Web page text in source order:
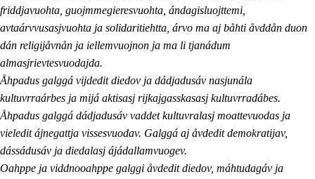
friddjavuohta, guojmmegieresvuohta, ándagisluojttemi,
avtaárvvusasjvuohta ja solidaritiehtta, árvo ma aj båhti åvddån duon
dán religijåvnån ja iellemvuojnon ja ma li tjanádum
almasjrievtesvuodajda.
Åhpadus galggá vijdedit diedov ja dádjadusáv nasjunála
kultuvrraárbes ja mijá aktisasj rijkajgasskasasj kultuvrradábes.
Åhpadus galggá dádjadusáv vaddet kultuvralasj moattevuodas ja
vieledit ájnegattja vissesvuodav. Galggá aj åvdedit demokratijav,
dássádusáv ja diedalasj ájádallamvuogev.
Oahppe ja viddnooahppe galggi åvdedit diedov, máhtudagáv ja